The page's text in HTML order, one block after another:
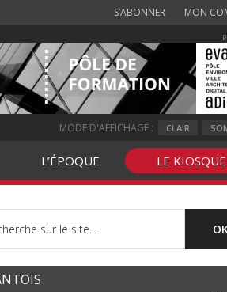
S’ABONNER MON
MODE D'AFFICHAGE : CLAIR
L’ÉPOQUE LE KIOSQUE